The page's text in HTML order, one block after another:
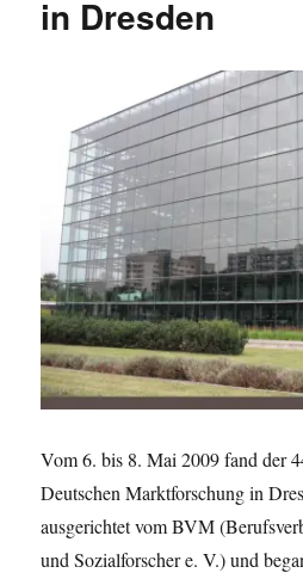
in Dresden
Vom 6. bis 8. Mai 2009 fand der
Deutschen Marktforschung in
ausgerichtet vom BVM
und Sozialforscher e. V.) und